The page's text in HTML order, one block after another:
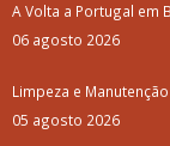
A Volta a Portugal em
06 agosto 2026
Limpeza e
05 agosto 2026